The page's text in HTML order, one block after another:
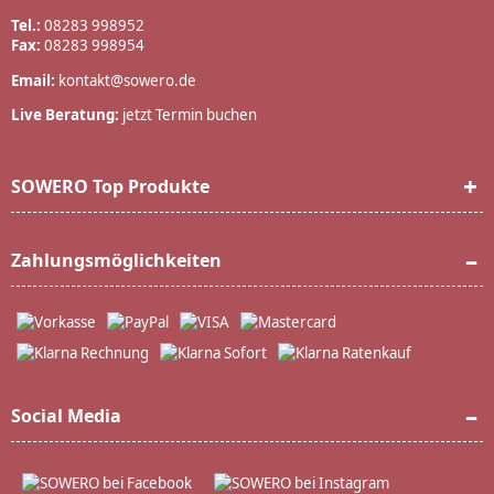
Tel.: 08283 998952
Fax: 08283 998954
Email: kontakt@sowero.de
Live Beratung: jetzt Termin buchen
SOWERO Top Produkte
Zahlungsmöglichkeiten
Social Media